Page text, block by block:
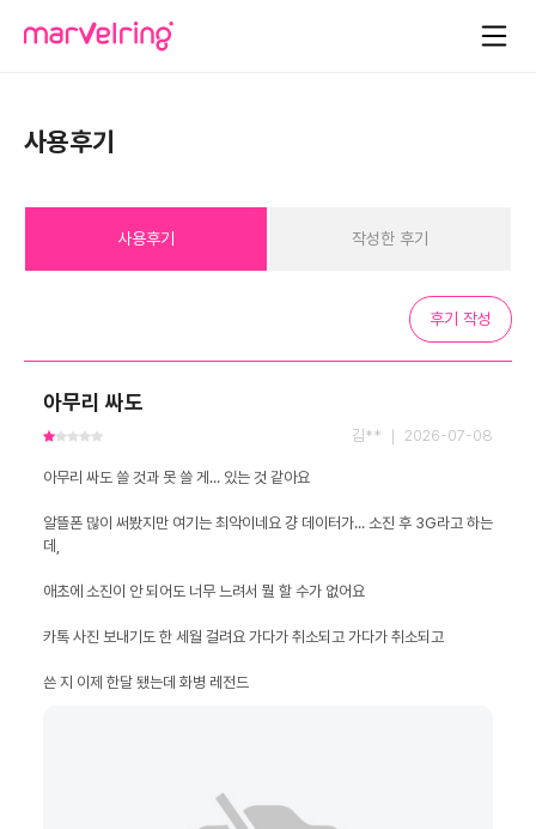
사용후기
사용후기 작성한 후기
후기 작성
아무리 싸도
김** ｜ 2026-07-08
알뜰폰 많이 써봤지만 여기는 최악이네요 걍 데이터가... 소진 후 3G라고 하는
쓴 지 이제 한달 됐는데 화병 레전드